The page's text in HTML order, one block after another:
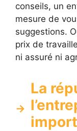
conseils, un
mesure de
suggestions.
prix de
ni assuré ni
La